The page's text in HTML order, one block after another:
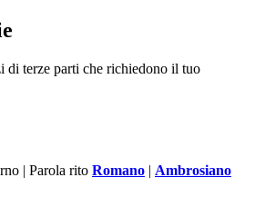
di terze parti che richiedono il tuo
| Parola rito Romano | Ambrosiano